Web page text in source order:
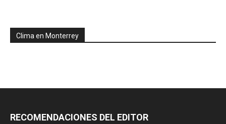
Clima en Monterrey
RECOMENDACIONES DEL EDITOR